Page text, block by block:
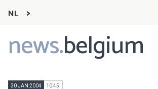
NL
news.belgium
Main
navigation
30 JAN 2004 10:45